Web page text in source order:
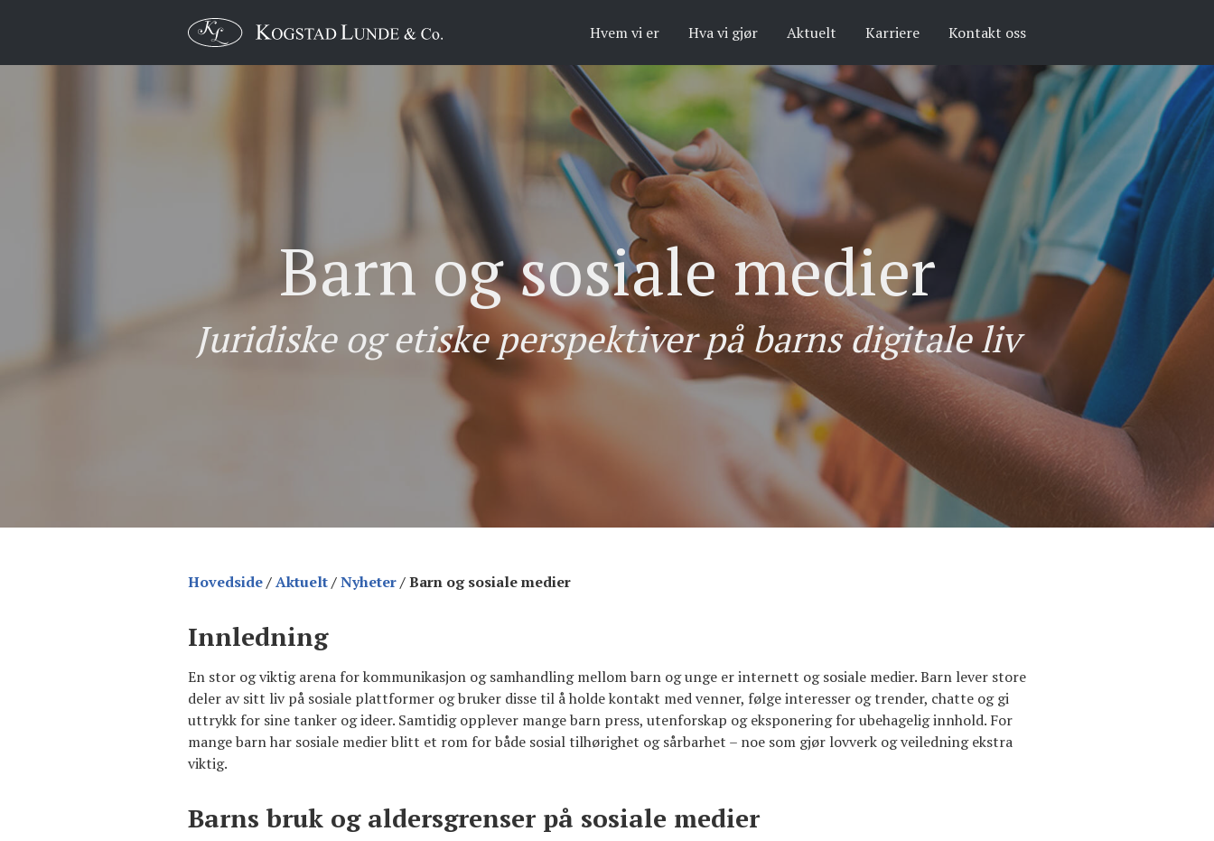
Hvem vi er Hva vi gjør Aktuelt Karriere Kontakt oss
Barn og sosiale medier
Juridiske og etiske perspektiver på barns digitale liv
Hovedside/Aktuelt/Nyheter/Barn og sosiale medier
Innledning
En stor og viktig arena for kommunikasjon og samhandling mellom barn og unge er internett og sosiale medier. Barn lever store
deler av sitt liv på sosiale plattformer og bruker disse til å holde kontakt med venner, følge interesser og trender, chatte og gi
uttrykk for sine tanker og ideer. Samtidig opplever mange barn press, utenforskap og eksponering for ubehagelig innhold. For
mange barn har sosiale medier blitt et rom for både sosial tilhørighet og sårbarhet – noe som gjør lovverk og veiledning ekstra
viktig.
Barns bruk og aldersgrenser på sosiale medier